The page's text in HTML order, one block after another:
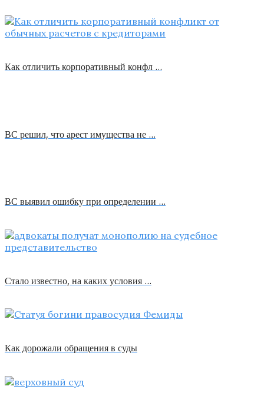
Как отличить корпоративный конфл …
ВС решил, что арест имущества не …
ВС выявил ошибку при определении …
Стало известно, на каких условия …
Как дорожали обращения в суды